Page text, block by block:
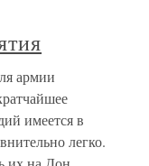
армии
имеется в
легко.